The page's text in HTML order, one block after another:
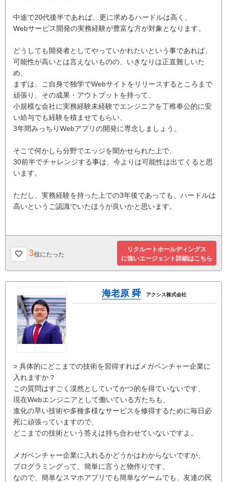
中途で20代後半であれば、更に求めるハードルは高く、
Webサービス開発の実務経験が豊富な方が対象となります。
どうしても開発者としてやっていかれたいという事であれば、
可能性が高いとは言えないものの、いきなりは正直難しいた
め、
まずは、ご自身で独学でWebサイトをリリースするところまで
頑張り、その成果・アウトプットを持って、
小規模な会社に実務経験未経験でエンジニアを丁稚奉公的に安
い給与でも経験を積ませてもらい、
3年間みっちりWebアプリの開発に専念しましょう。
そこで何かしら分野でエッジを聞かせられた上で、
30前半でチャレンジする事は、今よりは可能性は出てくると思
います。
ただし、実務経験を持った上での3年後であっても、ハードルは
高いというご認識でいたほうが良いかと思います。
3役にたった
リクルートホールディングス
に強いエージェント詳細はこちら
海老原 舜 アクシス株式会社
> 具体的にどこまでの技術を習得すればメガベンチャー企業に
入れますか？
この質問はすごく漠然としていてかつ的を得ていないです、
現在Webエンジニアとして働いている方たちも、
進化の早い技術や多種多様なサービスを修得するために毎日必
死に頑張っていますので、
どこまでの技術という答えは持ち合わせていないですよ。
メガベンチャー企業に入れるかどうかはわからないですが、
プログラミングって、簡単に言うと物作りです、
なので、簡単なスマホアプリでも簡単なゲームでも、友達の民